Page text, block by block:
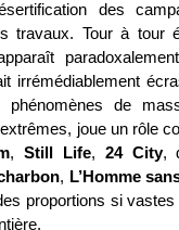
des
travaux. Tour à tour
irrémédiablement
phénomènes de
joue un rôle
, Still Life, 24 City,
, L’Homme
proportions si vastes